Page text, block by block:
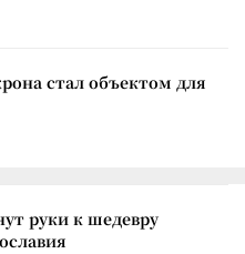
стал объектом для
руки к шедевру